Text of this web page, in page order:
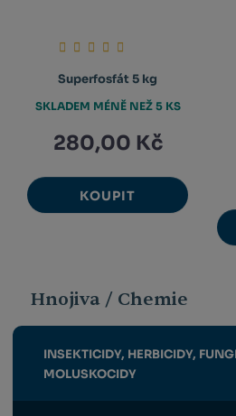
Superfosfát 5 kg
280,00 Kč
KOUPIT
SKLADEM MÉNĚ NEŽ 5 KS
Hnojiva / Chemie
INSEKTICIDY, HERBICIDY,
MOLUSKOCIDY